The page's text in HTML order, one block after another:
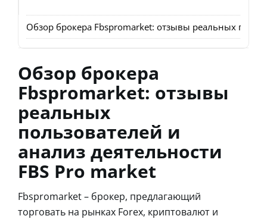
Обзор брокера Fbspromarket: отзывы реальных
Обзор брокера
Fbspromarket: отзывы
реальных
пользователей и
анализ деятельности
FBS Pro market
Fbspromarket – брокер, предлагающий
торговать на рынках Forex, криптовалют и